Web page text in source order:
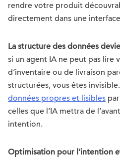
rendre votre produit
directement dans une
La structure des données
si un agent IA ne peut pas lire
d’inventaire ou de livraison
structurées, vous êtes
données propres et lisibles
celles que l’IA mettra de
intention.
Optimisation pour l’intention